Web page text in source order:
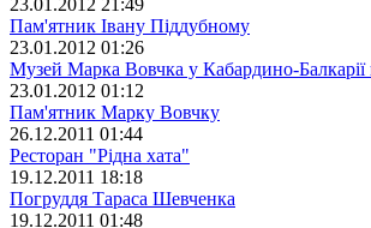
Пам'ятник Івану Піддубному
23.01.2012 01:26
Музей Марка Вовчка у Кабардино-
23.01.2012 01:12
Пам'ятник Марку Вовчку
26.12.2011 01:44
Ресторан "Рідна хата"
19.12.2011 18:18
Погруддя Тараса Шевченка
19.12.2011 01:48